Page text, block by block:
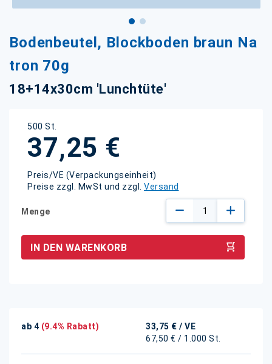
Bodenbeutel, Blockboden braun Na
tron 70g
18+14x30cm 'Lunchtüte'
500 St.
37,25 €
Preis/VE (Verpackungseinheit)
Preise zzgl. MwSt und zzgl. Versand
Menge
IN DEN WARENKORB
ab 4 (9.4% Rabatt) 33,75 € / VE
67,50 € / 1.000 St.
Anfang
der
Bildgalerie
springen